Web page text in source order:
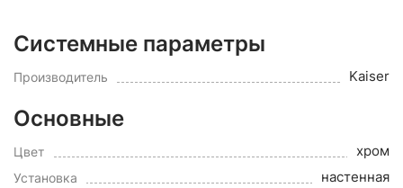
Системные параметры
Производитель Kaiser
Основные
Цвет хром
Установка настенная